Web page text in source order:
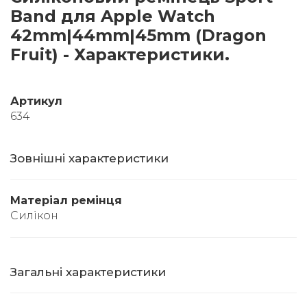
Band для Apple Watch
42mm|44mm|45mm (Dragon
Fruit) - Характеристики.
Артикул
634
Зовнішні характеристики
Матеріал ремінця
Силікон
Загальні характеристики